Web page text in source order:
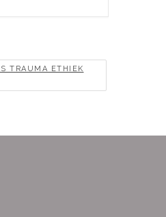
TRAUMA ETHIEK